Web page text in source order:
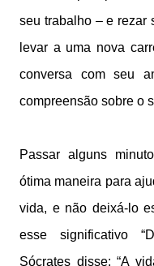
seu trabalho – e rezar
levar a uma nova
conversa com seu
compreensão sobre o
Passar alguns
ótima maneira para
vida, e não deixá-lo
esse significativo
Sócrates disse: “A